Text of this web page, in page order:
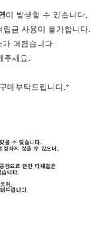
이 발생할 수 있습니다.
금 사용이 불가합니다.
어렵습니다.
세요.
매부탁드립니다.*